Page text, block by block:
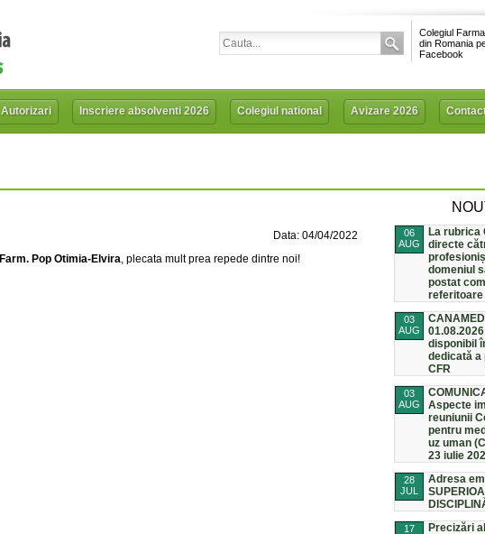
Colegiul
din Romania
Facebook
Autorizari Inscriere absolventi 2026 Colegiul national Avizare 2026
Data: 04/04/2022
Farm. Pop Otimia-Elvira, plecata mult prea repede dintre noi!
06
AUG
La rubrica
directe
domeniul
postat
referitoare
03
AUG
disponibil
dedicată a
CFR
03
AUG
Aspecte
reuniunii
pentru
uz uman
23 iulie
28
JUL
Adresa
17
Precizări